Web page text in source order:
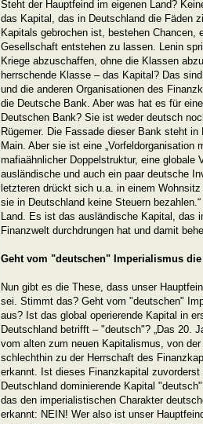
Steht der Hauptfeind im eigenen Land?
das Kapital, das in Deutschland die Fäden
Kapitals gebrochen ist, bestehen Chancen,
Gesellschaft entstehen zu lassen. Lenin
Kriege abzuschaffen, ohne die Klassen
herrschende Klasse – das Kapital? Das
und die anderen Organisationen des
die Deutsche Bank. Aber was hat es für
Deutschen Bank? Sie ist weder deutsch
Rügemer. Die Fassade dieser Bank steht
Main. Aber sie ist eine „Vorfeldorganisation
mafiaähnlicher Doppelstruktur, eine globale
ausländische und auch ein paar deutsche
letzteren drückt sich u.a. in einem
sie in Deutschland keine Steuern
Land. Es ist das ausländische Kapital, das
Finanzwelt durchdrungen hat und damit
Geht vom "deutschen" Imperialismus
Nun gibt es die These, dass unser
sei. Stimmt das? Geht vom "deutschen"
aus? Ist das global operierende Kapital in
Deutschland betrifft – "deutsch"? „Das 20.
vom alten zum neuen Kapitalismus, von
schlechthin zu der Herrschaft des
erkannt. Ist dieses Finanzkapital
Deutschland dominierende Kapital
das den imperialistischen Charakter
erkannt: NEIN! Wer also ist unser